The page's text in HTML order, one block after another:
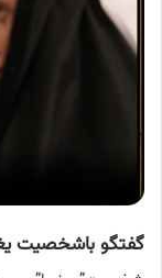
گفتگو باشخصیت